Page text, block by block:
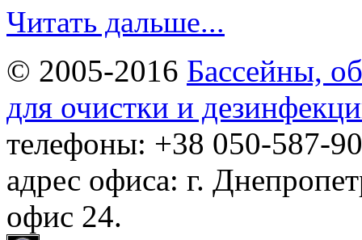
Читать дальше...
© 2005-2016 Бассейны,
для очистки и
телефоны: +38 050-587-
адрес офиса: г.
офис 24.